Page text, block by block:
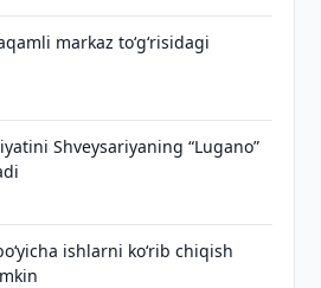
markaz toʻgʻrisidagi
Shveysariyaning “Lugano”
ishlarni ko‘rib chiqish